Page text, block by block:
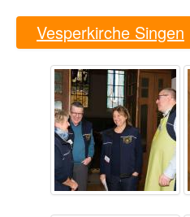
Vesperkirche Singen